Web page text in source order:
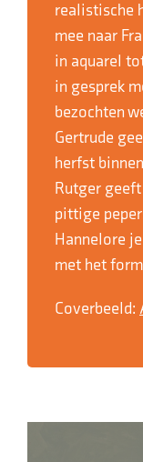
realistische
mee naar
in aquarel
in gesprek
bezochten
Gertrude
herfst
Rutger
pittige
Hannelore
met het
Coverbeeld: